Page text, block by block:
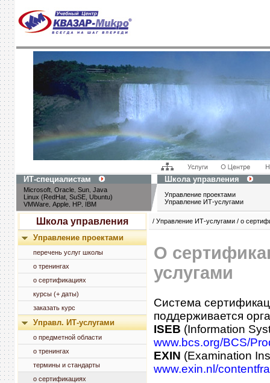
ИТ-специалистам Школа управления
Microsoft Oracle Sun Java
Linux (RedHat, SuSE, Ubuntu)
VMWare Apple HP IBM
Управление проектами
Управление ИТ-услугами
Школа управления
Управление проектами
перечень услуг школы
о тренингах
о сертификациях
курсы (+ даты)
заказать курс
Управл. ИТ-услугами
о предметной области
о тренингах
термины и стандарты
о сертификациях
/ Управление ИТ-услугами / о
О
услугами
Система
поддерживается
ISEB (Information
www.bcs.org/BCS/
EXIN (Examination
www.exin.nl/